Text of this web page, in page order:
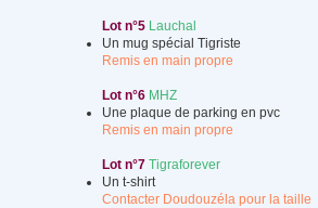
Lot n°5 Lauchal
Un mug spécial Tigriste
Remis en main propre
Lot n°6 MHZ
Une plaque de parking en pvc
Remis en main propre
Lot n°7 Tigraforever
Un t-shirt
Contacter Doudouzéla pour la taille